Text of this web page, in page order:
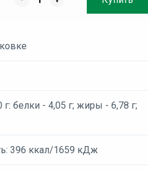
белки - 4,05 г; жиры - 6,78 г;
396 ккал/1659 кДж